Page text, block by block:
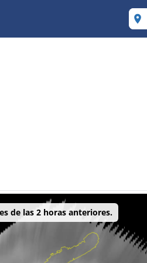
de las 2 horas anteriores.